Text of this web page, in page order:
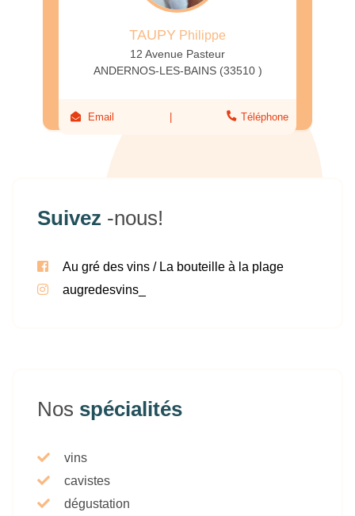
TAUPY Philippe
12 Avenue Pasteur
ANDERNOS-LES-BAINS (33510 )
Email Téléphone
Suivez -nous!
Au gré des vins / La bouteille à la plage
augredesvins_
Nos spécialités
vins
cavistes
dégustation